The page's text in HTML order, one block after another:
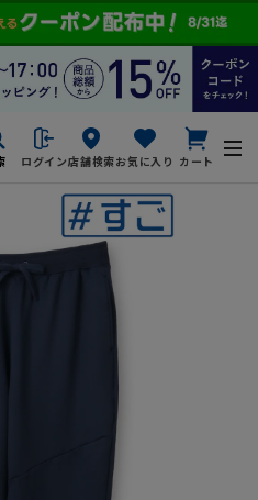
ログイン店舗検索お気に入り カート